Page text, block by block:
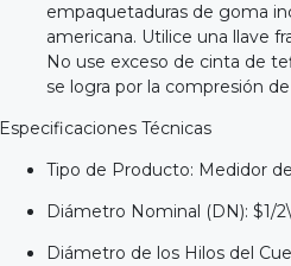
empaquetaduras de goma
americana. Utilice una llave
No use exceso de cinta de
se logra por la compresión
Especificaciones Técnicas
Tipo de Producto: Medidor
Diámetro Nominal (DN): $1/
Diámetro de los Hilos del